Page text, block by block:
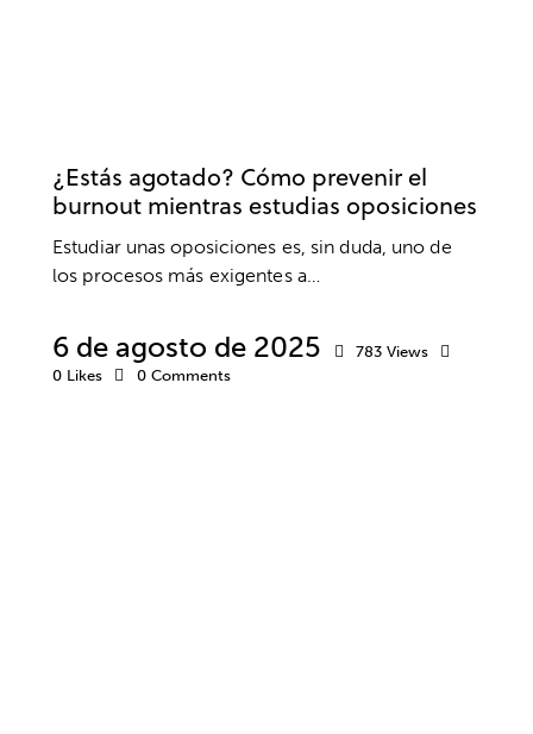
¿Estás agotado? Cómo prevenir el
burnout mientras estudias oposiciones
Estudiar unas oposiciones es, sin duda, uno de
los procesos más exigentes a…
6 de agosto de 2025 783 Views
0 Likes 0 Comments